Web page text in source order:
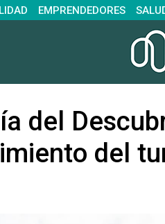
EMPRENDEDORES
del
del